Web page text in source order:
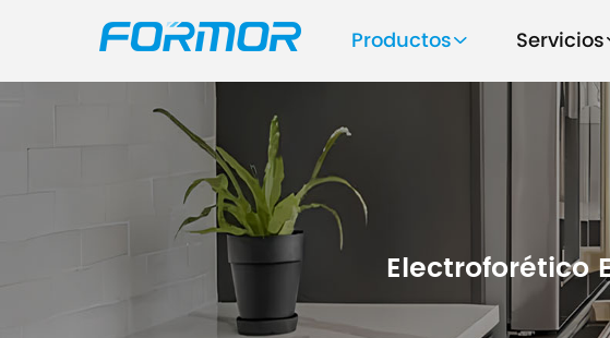
Productos Servicios
Electroforético